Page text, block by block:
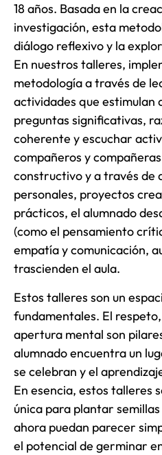
18 años. Basada en la
investigación, esta
diálogo reflexivo y la
En nuestros talleres,
metodología a través de
actividades que estimulan
preguntas significativas,
coherente y escuchar
compañeros y
constructivo y a través de
personales, proyectos
prácticos, el alumnado
(como el pensamiento
empatía y comunicación,
trascienden el aula.
Estos talleres son un
fundamentales. El
apertura mental son
alumnado encuentra un
se celebran y el
En esencia, estos talleres
única para plantar
ahora puedan parecer
el potencial de germinar